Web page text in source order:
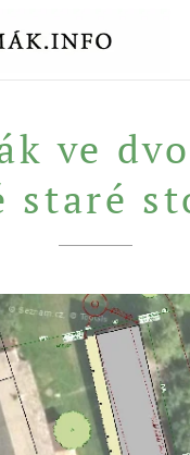
ve
staré